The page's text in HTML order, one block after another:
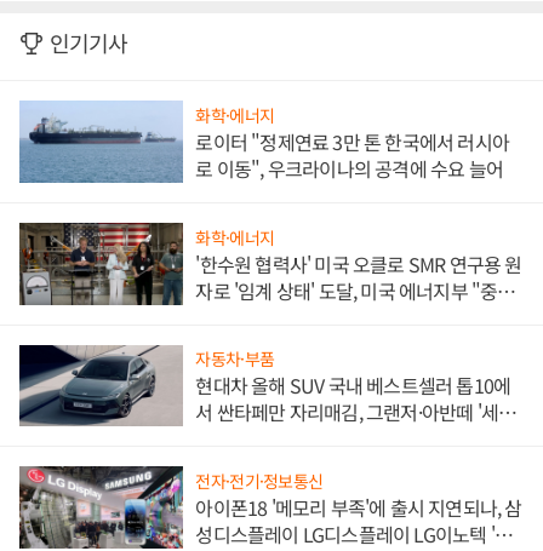
인기기사
화학·에너지
로이터 "정제연료 3만 톤 한국에서 러시아
로 이동", 우크라이나의 공격에 수요 늘어
화학·에너지
'한수원 협력사' 미국 오클로 SMR 연구용 원
자로 '임계 상태' 도달, 미국 에너지부 "중요
자동차·부품
현대차 올해 SUV 국내 베스트셀러 톱10에
서 싼타페만 자리매김, 그랜저·아반떼 '세단
전자·전기·정보통신
아이폰18 '메모리 부족'에 출시 지연되나, 삼
성디스플레이 LG디스플레이 LG이노텍 '탈